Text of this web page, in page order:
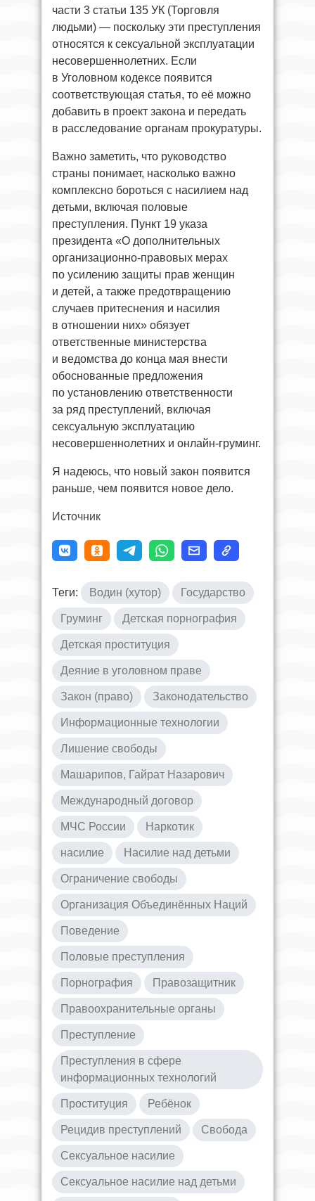
части 3 статьи 135 УК (Торговля
людьми) — поскольку эти преступления
относятся к сексуальной эксплуатации
несовершеннолетних. Если
в Уголовном кодексе появится
соответствующая статья, то её можно
добавить в проект закона и передать
в расследование органам прокуратуры.
Важно заметить, что руководство
страны понимает, насколько важно
комплексно бороться с насилием над
детьми, включая половые
преступления. Пункт 19 указа
президента «О дополнительных
организационно-правовых мерах
по усилению защиты прав женщин
и детей, а также предотвращению
случаев притеснения и насилия
в отношении них» обязует
ответственные министерства
и ведомства до конца мая внести
обоснованные предложения
по установлению ответственности
за ряд преступлений, включая
сексуальную эксплуатацию
несовершеннолетних и онлайн-груминг.
Я надеюсь, что новый закон появится
раньше, чем появится новое дело.
Источник
Теги: Водин (хутор) Государство
Груминг Детская порнография
Детская проституция
Деяние в уголовном праве
Закон (право) Законодательство
Информационные технологии
Лишение свободы
Машарипов, Гайрат Назарович
Международный договор
МЧС России Наркотик
насилие Насилие над детьми
Ограничение свободы
Организация Объединённых Наций
Поведение
Половые преступления
Порнография Правозащитник
Правоохранительные органы
Преступление
Преступления в сфере
информационных технологий
Проституция Ребёнок
Рецидив преступлений Свобода
Сексуальное насилие
Сексуальное насилие над детьми